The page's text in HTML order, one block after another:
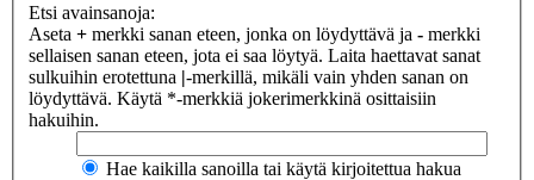
Etsi avainsanoja:
Aseta + merkki sanan eteen, jonka on löydyttävä ja - merkki
sellaisen sanan eteen, jota ei saa löytyä. Laita haettavat sanat
sulkuihin erotettuna |-merkillä, mikäli vain yhden sanan on
löydyttävä. Käytä *-merkkiä jokerimerkkinä osittaisiin
hakuihin.
Hae kaikilla sanoilla tai käytä kirjoitettua hakua